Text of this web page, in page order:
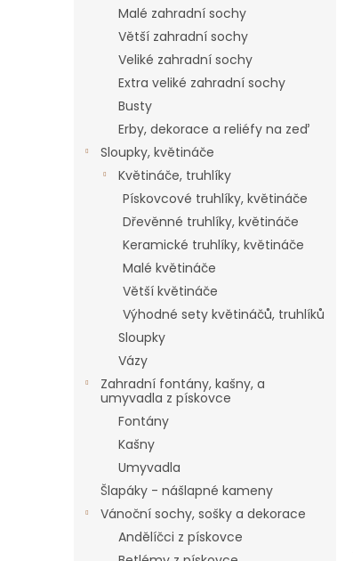
Malé zahradní sochy
Větší zahradní sochy
Veliké zahradní sochy
Extra veliké zahradní sochy
Busty
Erby, dekorace a reliéfy na zeď
Sloupky, květináče
Květináče, truhlíky
Pískovcové truhlíky, květináče
Dřevěnné truhlíky, květináče
Keramické truhlíky, květináče
Malé květináče
Větší květináče
Výhodné sety květináčů, truhlíků
Sloupky
Vázy
Zahradní fontány, kašny, a
umyvadla z pískovce
Fontány
Kašny
Umyvadla
Šlapáky - nášlapné kameny
Vánoční sochy, sošky a dekorace
Andělíčci z pískovce